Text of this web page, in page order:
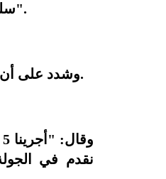
سلمية البرنامج النووي، لكننا لسنا مستعدين لأي اتفاق يحرمنا من حقوقنا النووية".
وشدد على أن الولايات المتحدة شريكة في الهجمات الإسرائيلية ولا بد أن تتحمل مسؤوليتها.
نقدم في